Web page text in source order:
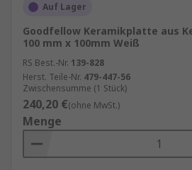
Auf Lager
Goodfellow Keramikplatte aus
100 mm x 100mm Weiß
RS Best.-Nr. 139-828
Herst. Teile-Nr. 479-447-56
Zwischensumme (1 Stück)
240,20 €(ohne MwSt.)
Menge